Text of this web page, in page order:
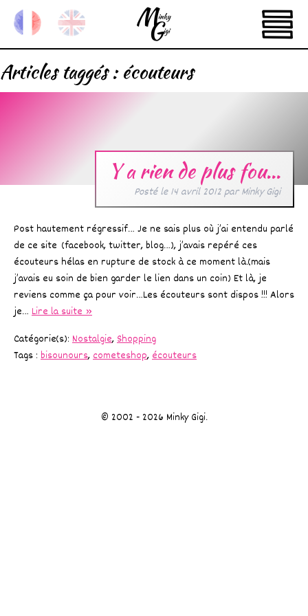
Articles taggés :écouteurs
Y a rien de plus fou…
Posté le14 avril 2012parMinky Gigi
Post hautement régressif… Je ne sais plus où j’ai entendu parlé
de ce site (facebook, twitter, blog…), j’avais repéré ces
écouteurs hélas en rupture de stock à ce moment là.(mais
j’avais eu soin de bien garder le lien dans un coin) Et là, je
reviens comme ça pour voir…Les écouteurs sont dispos !!! Alors
je… Lire la suite »
Catégorie(s): Nostalgie,Shopping
Tags : bisounours,cometeshop,écouteurs
© 2002 - 2026 Minky Gigi.